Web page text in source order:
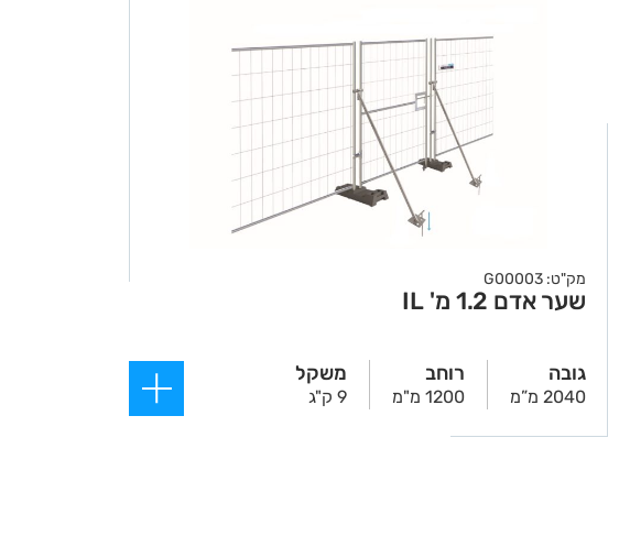
מק"ט: G00003
שער אדם 1.2 מ' IL
גובה
2040 מ”מ
רוחב
1200 מ"מ
משקל
9 ק"ג